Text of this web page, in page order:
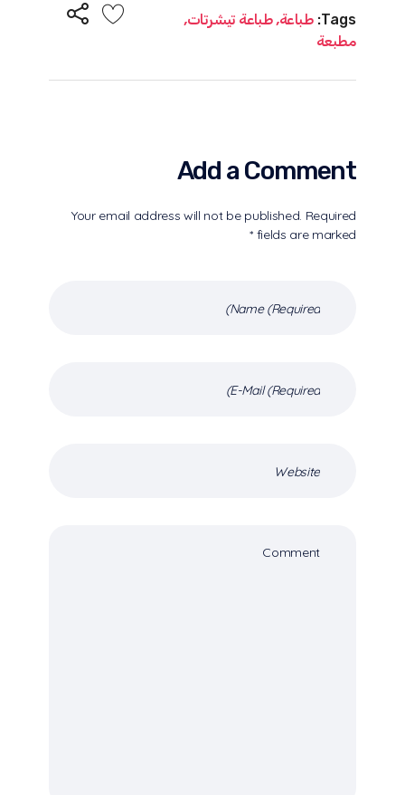
Tags: طباعة, طباعة تيشرتات,
مطبعة
Add a Comment
Your email address will not be published. Required
fields are marked *